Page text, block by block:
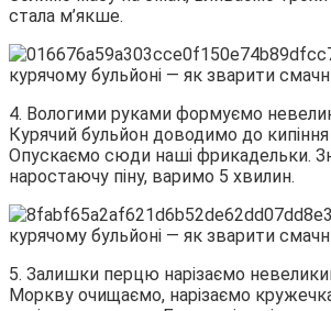
стала м’якше.
4. Вологими руками формуємо
Курячий бульйон доводимо до кипіння
Опускаємо сюди наші фрикадельки.
наростаючу піну, варимо 5 хвилин.
5. Залишки перцю нарізаємо
Моркву очищаємо, нарізаємо